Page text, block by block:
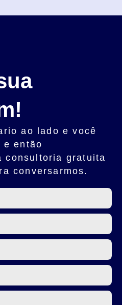
ao lado e você
e então
consultoria gratuita
conversarmos.